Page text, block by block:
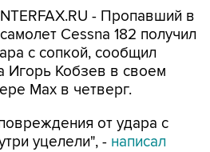
- Пропавший в
Cessna 182 получил
с сопкой, сообщил
Игорь Кобзев в своем
Мах в четверг.
от удара с
уцелели", - написал